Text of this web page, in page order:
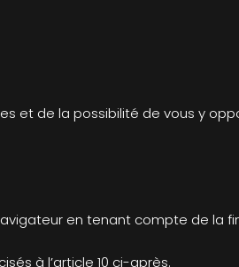
et de la possibilité de vous y
en tenant compte de la
à l’article 10 ci-après.